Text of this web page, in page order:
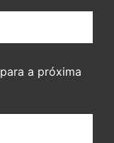
a próxima